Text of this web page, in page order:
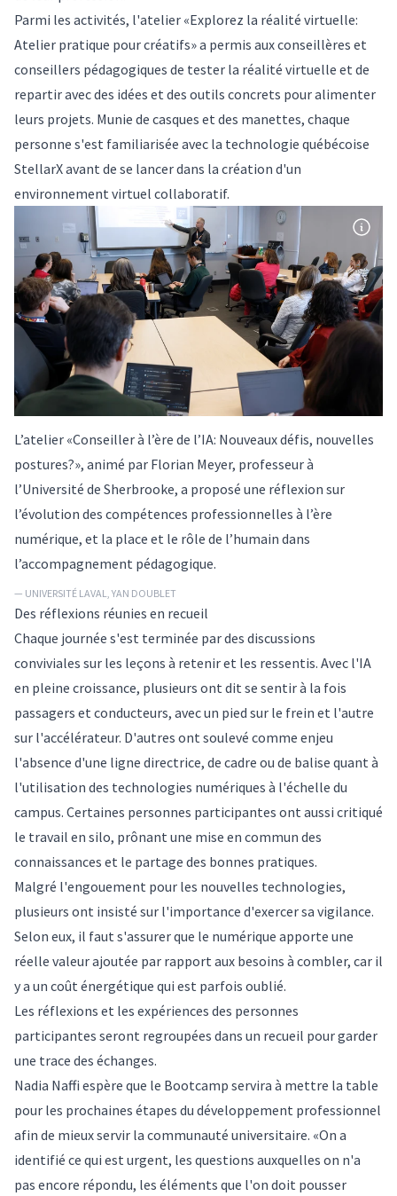
Parmi les activités, l'atelier «Explorez la réalité virtuelle:
Atelier pratique pour créatifs» a permis aux conseillères et
conseillers pédagogiques de tester la réalité virtuelle et de
repartir avec des idées et des outils concrets pour alimenter
leurs projets. Munie de casques et des manettes, chaque
personne s'est familiarisée avec la technologie québécoise
StellarX avant de se lancer dans la création d'un
environnement virtuel collaboratif.
L’atelier «Conseiller à l’ère de l’IA: Nouveaux défis, nouvelles
postures?», animé par Florian Meyer, professeur à
l’Université de Sherbrooke, a proposé une réflexion sur
l’évolution des compétences professionnelles à l’ère
numérique, et la place et le rôle de l’humain dans
l’accompagnement pédagogique.
— UNIVERSITÉ LAVAL, YAN DOUBLET
Des réflexions réunies en recueil
Chaque journée s'est terminée par des discussions
conviviales sur les leçons à retenir et les ressentis. Avec l'IA
en pleine croissance, plusieurs ont dit se sentir à la fois
passagers et conducteurs, avec un pied sur le frein et l'autre
sur l'accélérateur. D'autres ont soulevé comme enjeu
l'absence d'une ligne directrice, de cadre ou de balise quant à
l'utilisation des technologies numériques à l'échelle du
campus. Certaines personnes participantes ont aussi critiqué
le travail en silo, prônant une mise en commun des
connaissances et le partage des bonnes pratiques.
Malgré l'engouement pour les nouvelles technologies,
plusieurs ont insisté sur l'importance d'exercer sa vigilance.
Selon eux, il faut s'assurer que le numérique apporte une
réelle valeur ajoutée par rapport aux besoins à combler, car il
y a un coût énergétique qui est parfois oublié.
Les réflexions et les expériences des personnes
participantes seront regroupées dans un recueil pour garder
une trace des échanges.
Nadia Naffi espère que le Bootcamp servira à mettre la table
pour les prochaines étapes du développement professionnel
afin de mieux servir la communauté universitaire. «On a
identifié ce qui est urgent, les questions auxquelles on n'a
pas encore répondu, les éléments que l'on doit pousser